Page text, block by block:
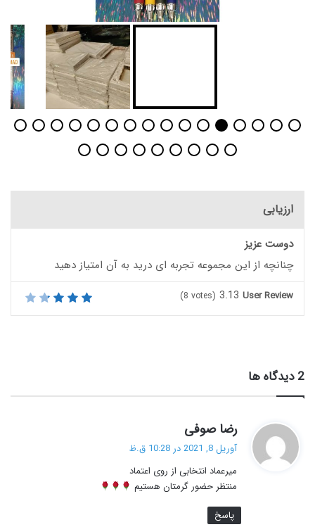
ارزیابی
دوست عزیز
چنانچه از این مجموعه تجربه ای درید به آن امتیاز دهید
User Review
3.13
(8 votes)
‫2 دیدگاه ها
رضا صوفی
:
آوریل 8, 2021 در 10:28 ق.ظ
میرعماد انتخابی از روی اعتماد
منتظر حضور گرمتان هستیم
پاسخ